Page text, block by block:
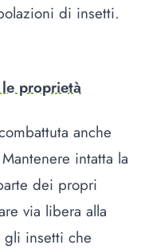
di insetti.
proprietà
anche
intatta la
dei propri
via libera alla
insetti che